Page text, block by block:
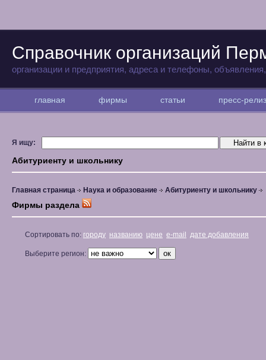
Справочник организаций
организации и предприятия, адреса и телефоны,
главная фирмы статьи пресс-
Я ищу:
Абитуриенту и школьнику
Главная страница Наука и образование Абитуриенту и школьнику
Фирмы раздела
Сортировать по: городу названию цене e-mail дате добавления
Выберите регион: